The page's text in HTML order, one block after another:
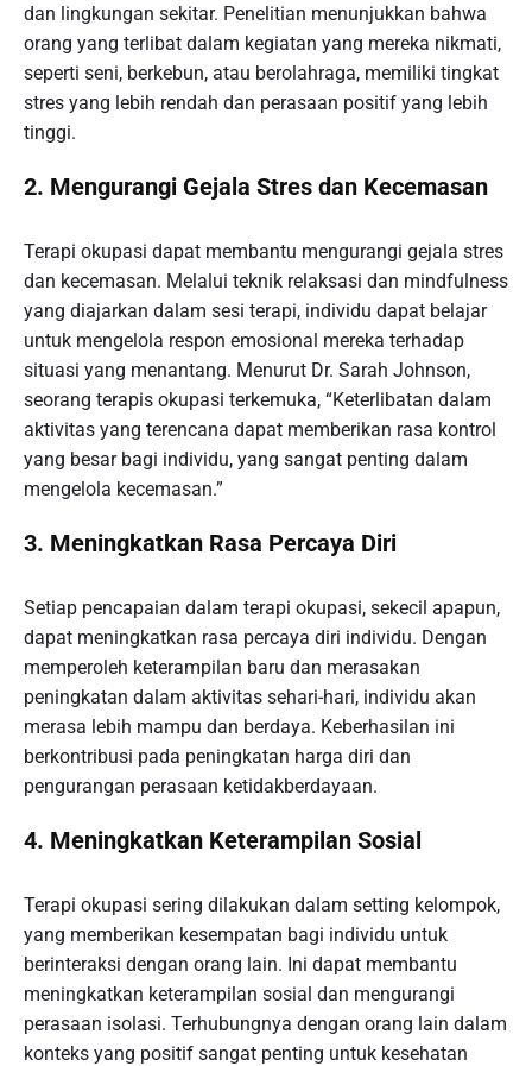
dan lingkungan sekitar. Penelitian menunjukkan bahwa
orang yang terlibat dalam kegiatan yang mereka nikmati,
seperti seni, berkebun, atau berolahraga, memiliki tingkat
stres yang lebih rendah dan perasaan positif yang lebih
tinggi.
2. Mengurangi Gejala Stres dan Kecemasan
Terapi okupasi dapat membantu mengurangi gejala stres
dan kecemasan. Melalui teknik relaksasi dan mindfulness
yang diajarkan dalam sesi terapi, individu dapat belajar
untuk mengelola respon emosional mereka terhadap
situasi yang menantang. Menurut Dr. Sarah Johnson,
seorang terapis okupasi terkemuka, “Keterlibatan dalam
aktivitas yang terencana dapat memberikan rasa kontrol
yang besar bagi individu, yang sangat penting dalam
mengelola kecemasan.”
3. Meningkatkan Rasa Percaya Diri
Setiap pencapaian dalam terapi okupasi, sekecil apapun,
dapat meningkatkan rasa percaya diri individu. Dengan
memperoleh keterampilan baru dan merasakan
peningkatan dalam aktivitas sehari-hari, individu akan
merasa lebih mampu dan berdaya. Keberhasilan ini
berkontribusi pada peningkatan harga diri dan
pengurangan perasaan ketidakberdayaan.
4. Meningkatkan Keterampilan Sosial
Terapi okupasi sering dilakukan dalam setting kelompok,
yang memberikan kesempatan bagi individu untuk
berinteraksi dengan orang lain. Ini dapat membantu
meningkatkan keterampilan sosial dan mengurangi
perasaan isolasi. Terhubungnya dengan orang lain dalam
konteks yang positif sangat penting untuk kesehatan